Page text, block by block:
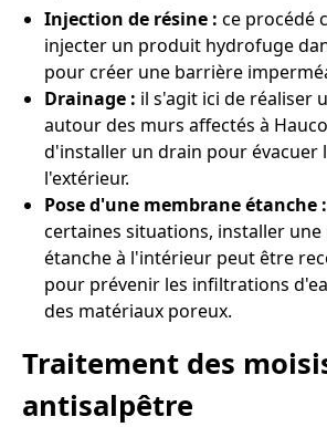
Injection de résine : ce procédé
injecter un produit hydrofuge
pour créer une barrière
Drainage : il s'agit ici de réaliser
autour des murs affectés à
d'installer un drain pour évacuer
l'extérieur.
Pose d'une membrane étanche :
certaines situations, installer
étanche à l'intérieur peut être
pour prévenir les infiltrations
des matériaux poreux.
Traitement des
antisalpêtre